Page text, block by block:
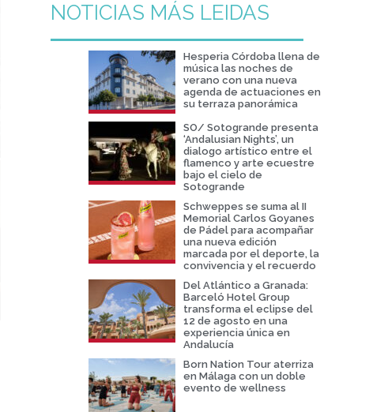
NOTICIAS MÁS LEIDAS
Hesperia Córdoba llena de
música las noches de
verano con una nueva
agenda de actuaciones en
su terraza panorámica
SO/ Sotogrande presenta
‘Andalusian Nights’, un
dialogo artístico entre el
flamenco y arte ecuestre
bajo el cielo de
Sotogrande
Schweppes se suma al II
Memorial Carlos Goyanes
de Pádel para acompañar
una nueva edición
marcada por el deporte, la
convivencia y el recuerdo
Del Atlántico a Granada:
Barceló Hotel Group
transforma el eclipse del
12 de agosto en una
experiencia única en
Andalucía
Born Nation Tour aterriza
en Málaga con un doble
evento de wellness